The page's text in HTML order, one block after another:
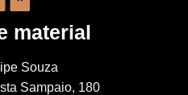
material
Souza
Sampaio, 180